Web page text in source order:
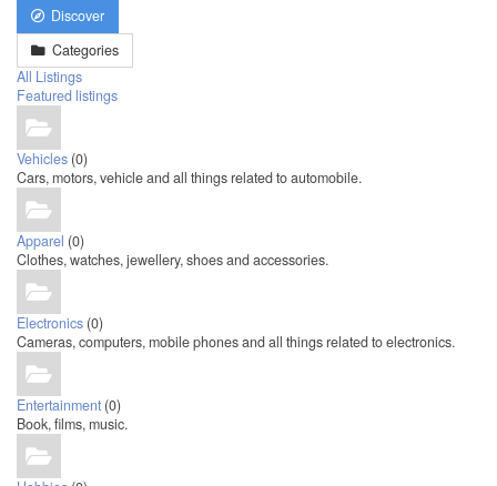
Discover
Categories
All Listings
Featured listings
Vehicles (0)
Cars, motors, vehicle and all things related to automobile.
Apparel (0)
Clothes, watches, jewellery, shoes and accessories.
Electronics (0)
Cameras, computers, mobile phones and all things related to electronics.
Entertainment (0)
Book, films, music.